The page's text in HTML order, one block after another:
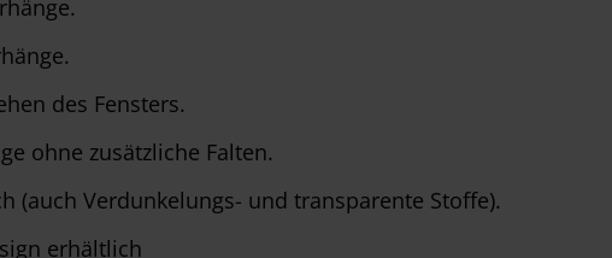
des Fensters.
ohne zusätzliche Falten.
(auch Verdunkelungs- und transparente Stoffe).
erhältlich